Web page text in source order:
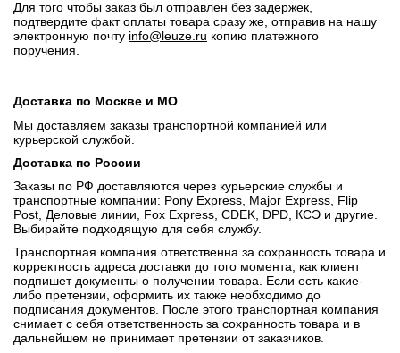
Для того чтобы заказ был отправлен без задержек,
подтвердите факт оплаты товара сразу же, отправив на нашу
электронную почту info@leuze.ru копию платежного
поручения.
Доставка по Москве и МО
Мы доставляем заказы транспортной компанией или
курьерской службой.
Доставка по России
Заказы по РФ доставляются через курьерские службы и
транспортные компании: Pony Express, Major Express, Flip
Post, Деловые линии, Fox Express, CDEK, DPD, КСЭ и другие.
Выбирайте подходящую для себя службу.
Транспортная компания ответственна за сохранность товара и
корректность адреса доставки до того момента, как клиент
подпишет документы о получении товара. Если есть какие-
либо претензии, оформить их также необходимо до
подписания документов. После этого транспортная компания
снимает с себя ответственность за сохранность товара и в
дальнейшем не принимает претензии от заказчиков.